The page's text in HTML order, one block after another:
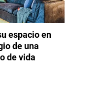
espacio en
de una
de vida